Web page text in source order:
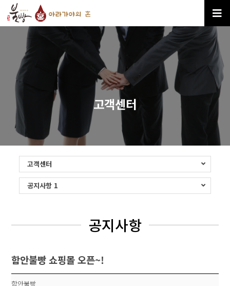
고객센터
고객센터
공지사항 1
공지사항
함안불빵 쇼핑몰 오픈~!
함안불빵